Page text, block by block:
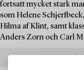
fortsatt mycket stark
som Helene
Hilma af Klint, samt
Anders Zorn och Carl